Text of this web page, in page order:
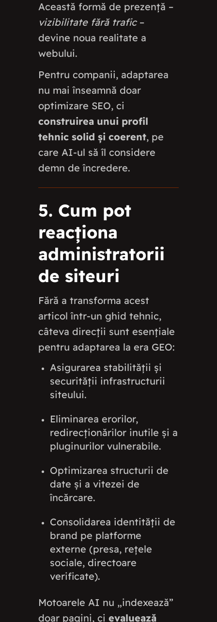
Această formă de prezență –
vizibilitate fără trafic–
devine noua realitate a
webului.
Pentru companii, adaptarea
nu mai înseamnă doar
optimizare SEO, ci
construirea unui profil
tehnic solid și coerent, pe
care AI-ul să îl considere
demn de încredere.
5. Cum pot
reacționa
administratorii
de siteuri
Fără a transforma acest
articol într-un ghid tehnic,
câteva direcții sunt esențiale
pentru adaptarea la era GEO:
Asigurarea stabilității și
securității infrastructurii
siteului.
Eliminarea erorilor,
redirecționărilor inutile și a
pluginurilor vulnerabile.
Optimizarea structurii de
date și a vitezei de
încărcare.
Consolidarea identității de
brand pe platforme
externe (presa, rețele
sociale, directoare
verificate).
Motoarele AI nu „indexează”
doar pagini, ci evaluează